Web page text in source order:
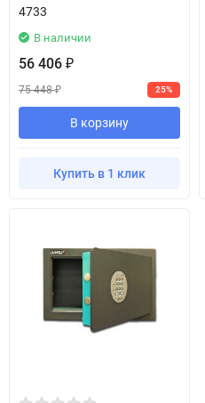
4733
В наличии
56 406 ₽
75 448₽ 25%
В корзину
Купить в 1 клик